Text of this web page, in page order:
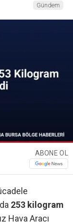
Gündem
ABONE OL
253 kilogram
Hava Aracı